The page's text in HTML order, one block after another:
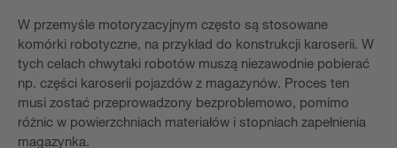
W przemyśle motoryzacyjnym często są stosowane
komórki robotyczne, na przykład do konstrukcji karoserii. W
tych celach chwytaki robotów muszą niezawodnie pobierać
np. części karoserii pojazdów z magazynów. Proces ten
musi zostać przeprowadzony bezproblemowo, pomimo
różnic w powierzchniach materiałów i stopniach zapełnienia
magazynka.